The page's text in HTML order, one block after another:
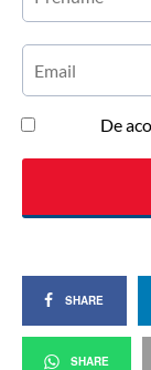
SHARE
SHARE